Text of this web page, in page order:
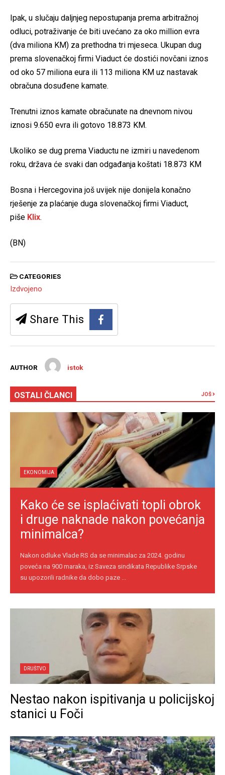
Ipak, u slučaju daljnjeg nepostupanja prema arbitražnoj
odluci, potraživanje će biti uvećano za oko million evra
(dva miliona KM) za prethodna tri mjeseca. Ukupan dug
prema slovenačkoj firmi Viaduct će dostići novčani iznos
od oko 57 miliona eura ili 113 miliona KM uz nastavak
obračuna dosuđene kamate.
Trenutni iznos kamate obračunate na dnevnom nivou
iznosi 9.650 evra ili gotovo 18.873 KM.
Ukoliko se dug prema Viaductu ne izmiri u navedenom
roku, država će svaki dan odgađanja koštati 18.873 KM
Bosna i Hercegovina još uvijek nije donijela konačno
rješenje za plaćanje duga slovenačkoj firmi Viaduct,
piše Klix.
(BN)
CATEGORIES
Izdvojeno
Share This
AUTHOR istok
OSTALI ČLANCI JOŠ
EKONOMIJA
Kako će se isplaćivati topli obrok
i druge naknade nakon povećanja
minimalca?
Nakon odluke Vlade RS da se minimalac za 2024. godinu
poveća na 900 maraka, iz Saveza sindikata Republike Srpske
su upozorili radnike da dobo paze ...
DRUŠTVO
Nestao nakon ispitivanja u policijskoj
stanici u Foči